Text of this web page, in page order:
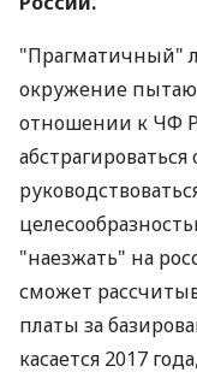
"Прагматичный"
окружение
отношении к ЧФ
"наезжать" на
сможет
платы за
касается 2017